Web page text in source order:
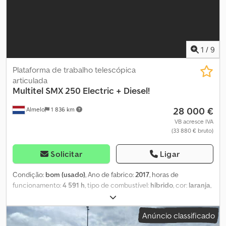
1 / 9
Almelo 1 836 km
Plataforma de trabalho telescópica
articulada
Multitel SMX 250 Electric + Diesel!
28 000 €
VB acresce IVA
(33 880 € bruto)
Solicitar Ligar
Condição: bom (usado), Ano de fabrico:2017, horas de
funcionamento:4 591 h, tipo de combustível: híbrido, cor: laranja,
Multitel SMX 250. Ano de fabricação: 2017. Horas de operação:
4591. Peso: 2680 kg. Em conformidade com as normas CE.
Capacidade máxima de carga da plataforma de trabalho: 200 kg /
Anúncio classificado